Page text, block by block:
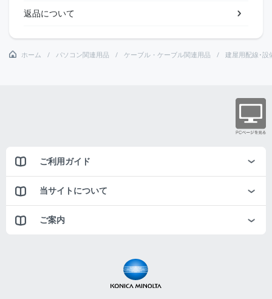
返品について
ホーム パソコン関連用品 ケーブル・ケーブル関連用品 建屋用配線･設
ご利用ガイド
当サイトについて
ご案内